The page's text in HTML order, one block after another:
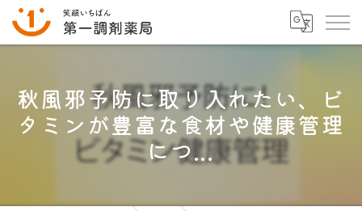
秋風邪予防に取り入れたい、ビ
タミンが豊富な食材や健康管理
につ...